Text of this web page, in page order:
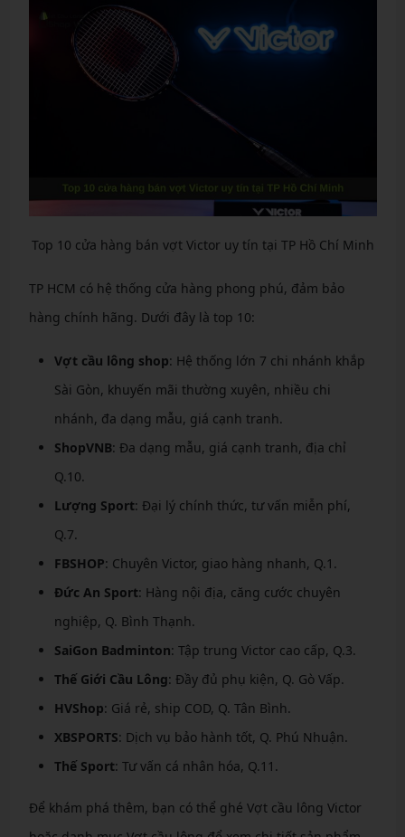
Top 10 cửa hàng bán vợt Victor uy tín tại TP Hồ Chí Minh
TP HCM có hệ thống cửa hàng phong phú, đảm bảo
hàng chính hãng. Dưới đây là top 10:
Vợt cầu lông shop: Hệ thống lớn 7 chi nhánh khắp
Sài Gòn, khuyến mãi thường xuyên, nhiều chi
nhánh, đa dạng mẫu, giá cạnh tranh.
ShopVNB: Đa dạng mẫu, giá cạnh tranh, địa chỉ
Q.10.
Lượng Sport: Đại lý chính thức, tư vấn miễn phí,
Q.7.
FBSHOP: Chuyên Victor, giao hàng nhanh, Q.1.
Đức An Sport: Hàng nội địa, căng cước chuyên
nghiệp, Q. Bình Thạnh.
SaiGon Badminton: Tập trung Victor cao cấp, Q.3.
Thế Giới Cầu Lông: Đầy đủ phụ kiện, Q. Gò Vấp.
HVShop: Giá rẻ, ship COD, Q. Tân Bình.
XBSPORTS: Dịch vụ bảo hành tốt, Q. Phú Nhuận.
Thế Sport: Tư vấn cá nhân hóa, Q.11.
Để khám phá thêm, bạn có thể ghé Vợt cầu lông Victor